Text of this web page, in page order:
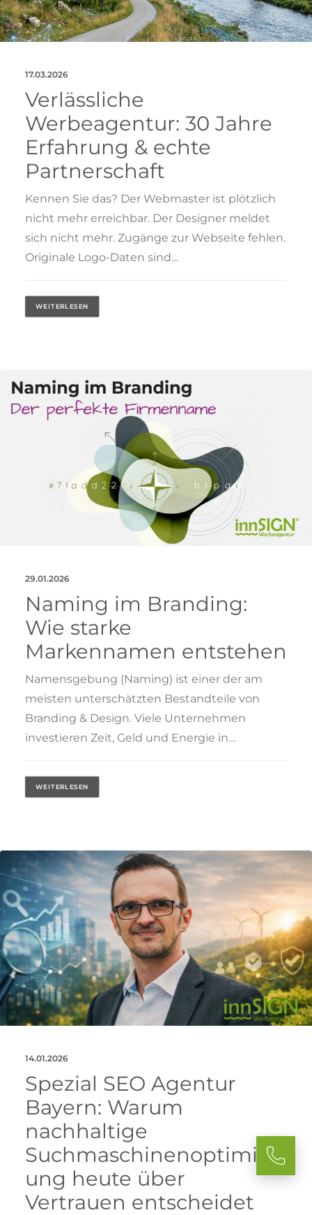
17.03.2026
Verlässliche
Werbeagentur: 30 Jahre
Erfahrung & echte
Partnerschaft
Kennen Sie das? Der Webmaster ist plötzlich
nicht mehr erreichbar. Der Designer meldet
sich nicht mehr. Zugänge zur Webseite fehlen.
Originale Logo-Daten sind…
WEITERLESEN
29.01.2026
Naming im Branding:
Wie starke
Markennamen entstehen
Namensgebung (Naming) ist einer der am
meisten unterschätzten Bestandteile von
Branding & Design. Viele Unternehmen
investieren Zeit, Geld und Energie in…
WEITERLESEN
14.01.2026
Spezial SEO Agentur
Bayern: Warum
nachhaltige
Suchmaschinenoptimier
ung heute über
Vertrauen entscheidet